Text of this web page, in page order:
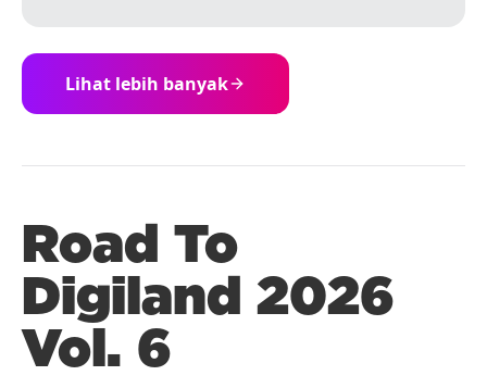
Lihat lebih banyak
Road To
Digiland 2026
Vol. 6